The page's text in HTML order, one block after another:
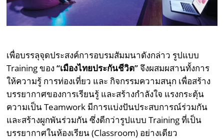
เพื่อบรรลุจุดประสงค์การอบรมสัมมนาดังกล่าว รูปแบบ
Training ของ“เมืองไทยประกันชีวิต”จึงผสมผสานทั้งการ
ให้ความรู้ การท่องเที่ยว และ กิจกรรมความสนุก เพื่อสร้าง
บรรยากาศของการเรียนรู้ และสร้างกำลังใจ แรงกระตุ้น
ความเป็น Teamwork มีการแบ่งปันประสบการณ์ร่วมกัน
และสร้างผูกพันร่วมกัน ซึ่งดีกว่ารูปแบบ Training ที่เป็น
บรรยากาศในห้องเรียน (Classroom) อย่างเดียว